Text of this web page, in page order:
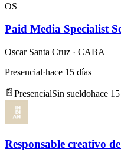
OS
Paid Media Specialist
Oscar Santa Cruz · CABA
Presencial·hace 15 días
PresencialSin sueldohace
Responsable creativo